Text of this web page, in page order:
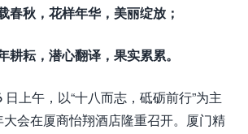
春秋，花样年华，美丽绽放；
耕耘，潜心翻译，果实累累。
日上午，以“十八而志，砥砺前行”为主
会在厦商怡翔酒店隆重召开。厦门精